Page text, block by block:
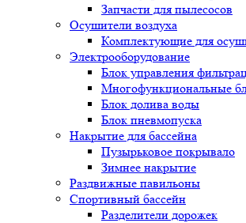
Запчасти для пылесосов
Осушители воздуха
Комплектующие для
Электрооборудование
Блок управления
Многофункциональные
Блок долива воды
Блок пневмопуска
Накрытие для бассейна
Пузырьковое покрывало
Зимнее накрытие
Раздвижные павильоны
Спортивный бассейн
Разделители дорожек